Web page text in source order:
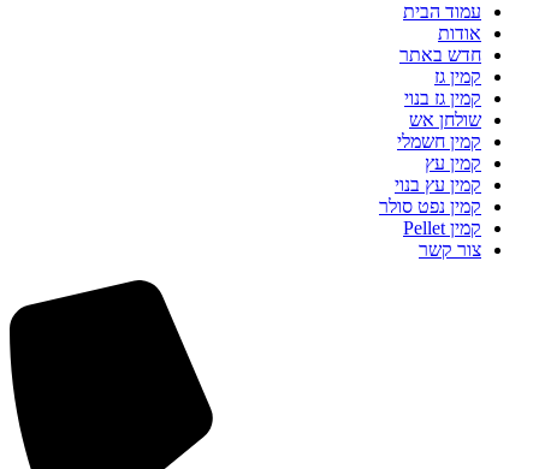
עמוד הבית
אודות
חדש באתר
קמין גז
קמין גז בנוי
שולחן אש
קמין חשמלי
קמין עץ
קמין עץ בנוי
קמין נפט סולר
קמין Pellet
צור קשר